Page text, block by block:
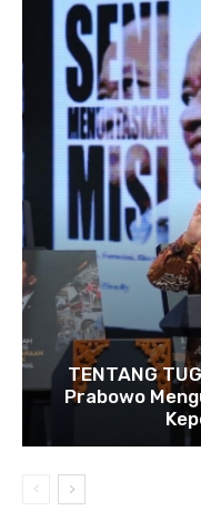
TENTANG
Prabowo